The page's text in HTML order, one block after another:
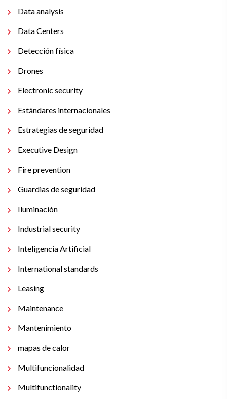
Data analysis
Data Centers
Detección física
Drones
Electronic security
Estándares internacionales
Estrategias de seguridad
Executive Design
Fire prevention
Guardias de seguridad
Iluminación
Industrial security
Inteligencia Artificial
International standards
Leasing
Maintenance
Mantenimiento
mapas de calor
Multifuncionalidad
Multifunctionality